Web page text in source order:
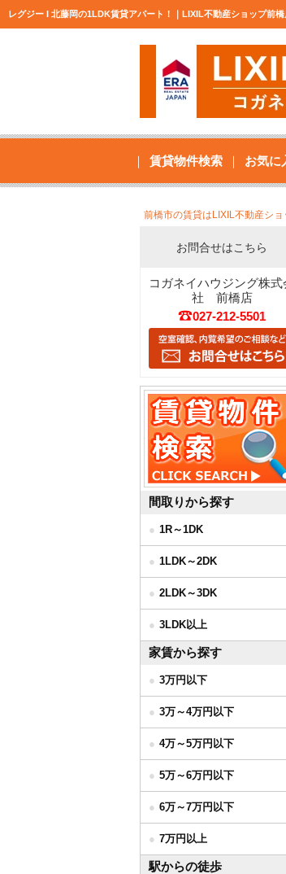
レグジー I 北藤岡の1LDK賃貸アパート！｜LIXIL不動産ショップ前橋
賃貸物件検索 お気に
前橋市の賃貸はLIXIL不動産シ
お問合せはこちら
コガネイハウジング株式
社 前橋店
027-212-5501
間取りから探す
1R～1DK
1LDK～2DK
2LDK～3DK
3LDK以上
家賃から探す
3万円以下
3万～4万円以下
4万～5万円以下
5万～6万円以下
6万～7万円以下
7万円以上
駅からの徒歩